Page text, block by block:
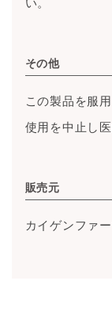
その他
この製品を服
使用を中止し
販売元
カイゲンファ